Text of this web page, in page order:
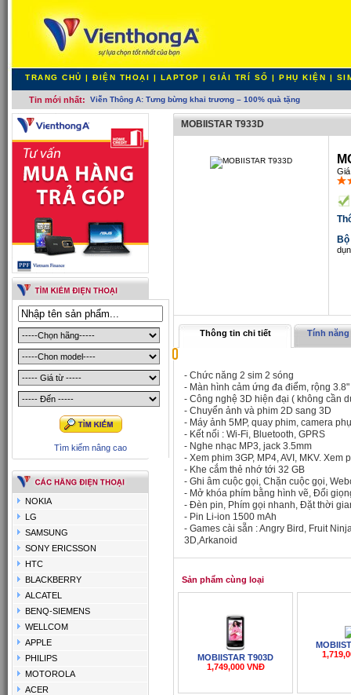
TRANG CHỦ | ĐIỆN THOẠI | LAPTOP | GIẢI TRÍ SỐ | PHỤ KIỆN |
Tin mới nhất: Viễn _
Tìm kiếm nâng cao
NOKIA
LG
SAMSUNG
SONY ERICSSON
HTC
BLACKBERRY
ALCATEL
BENQ-SIEMENS
WELLCOM
APPLE
PHILIPS
MOTOROLA
ACER
MOBIISTAR T933D
Thông tin chi tiết Tính
- Chức năng 2 sim 2 sóng
- Màn hình cảm ứng đa điểm, rộng 3.8"
- Công nghệ 3D hiện đại ( không cần
- Chuyển ảnh và phim 2D sang 3D
- Máy ảnh 5MP, quay phim, camera
- Kết nối : Wi-Fi, Bluetooth, GPRS
- Nghe nhạc MP3, jack 3.5mm
- Xem phim 3GP, MP4, AVI, MKV. Xem
- Khe cắm thẻ nhớ tới 32 GB
- Ghi âm cuộc gọi, Chặn cuộc gọi,
- Mở khóa phím bằng hình vẽ, Đổi
- Đèn pin, Phím gọi nhanh, Đặt thời
- Pin Li-ion 1500 mAh
- Games cài sẵn : Angry Bird, Fruit
3D,Arkanoid
Sản phẩm cùng loại
MOBIISTAR T903D
1,749,000 VNĐ